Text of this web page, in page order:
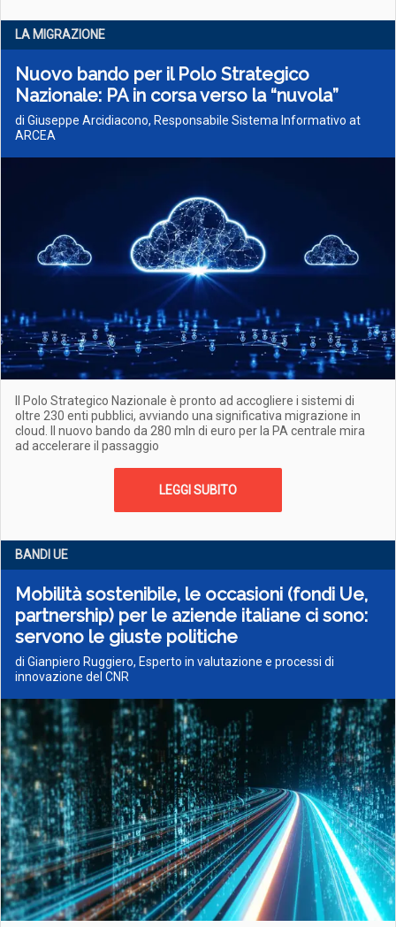
LA MIGRAZIONE
Nuovo bando per il Polo Strategico
Nazionale: PA in corsa verso la “nuvola”
di Giuseppe Arcidiacono, Responsabile Sistema Informativo at
ARCEA
Il Polo Strategico Nazionale è pronto ad accogliere i sistemi di
oltre 230 enti pubblici, avviando una significativa migrazione in
cloud. Il nuovo bando da 280 mln di euro per la PA centrale mira
ad accelerare il passaggio
LEGGI SUBITO
BANDI UE
Mobilità sostenibile, le occasioni (fondi Ue,
partnership) per le aziende italiane ci sono:
servono le giuste politiche
di Gianpiero Ruggiero, Esperto in valutazione e processi di
innovazione del CNR